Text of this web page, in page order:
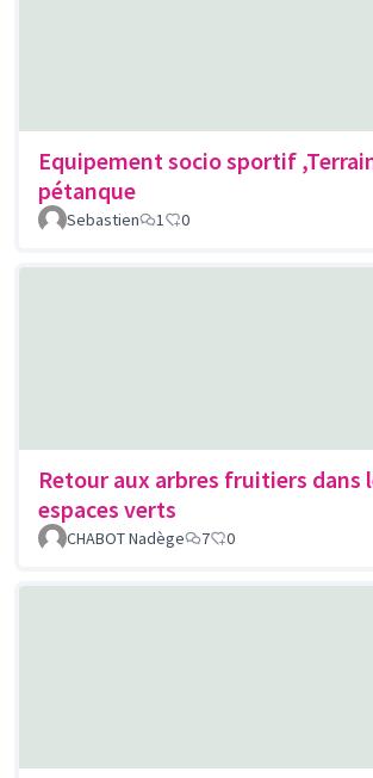
Equipement socio sportif
pétanque
Sebastien 1 0
Retour aux arbres fruitiers dans
espaces verts
CHABOT Nadège 7 0